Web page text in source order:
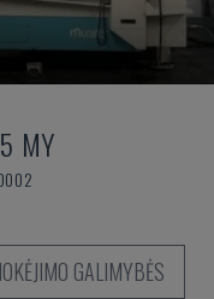
MY
GALIMYBĖS